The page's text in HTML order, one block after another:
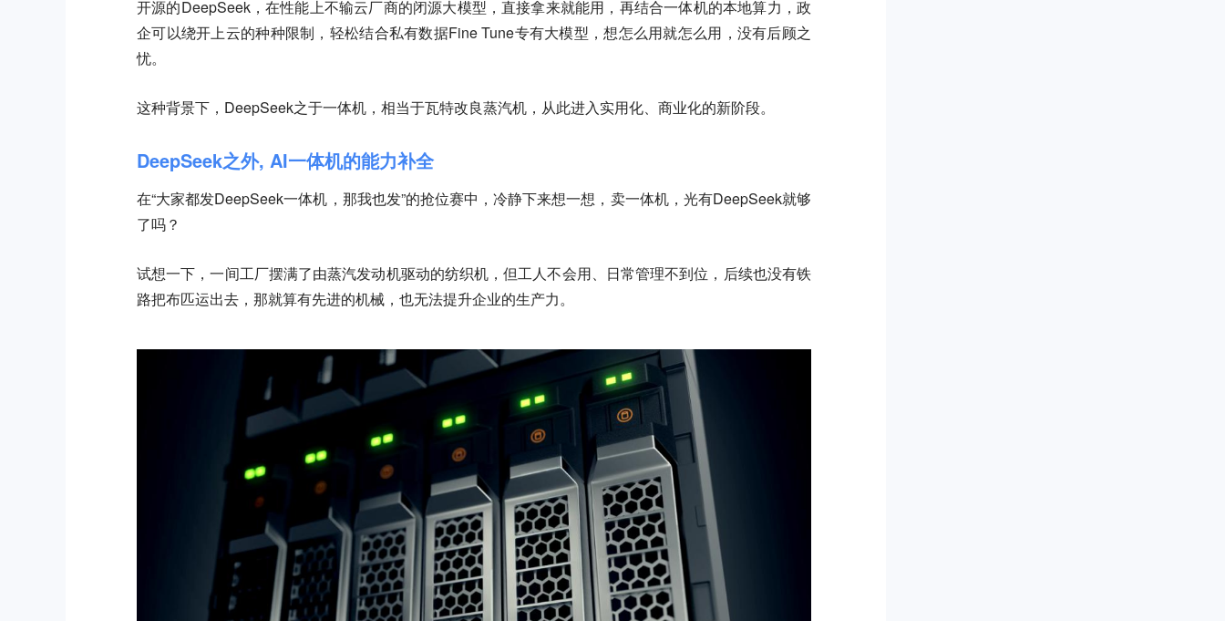
开源的DeepSeek，在性能上不输云厂商的闭源大模型，直接拿来就能用，再结合一体机的本地算力，政
企可以绕开上云的种种限制，轻松结合私有数据Fine Tune专有大模型，想怎么用就怎么用，没有后顾之
忧。
这种背景下，DeepSeek之于一体机，相当于瓦特改良蒸汽机，从此进入实用化、商业化的新阶段。
DeepSeek之外, AI一体机的能力补全
在“大家都发DeepSeek一体机，那我也发”的抢位赛中，冷静下来想一想，卖一体机，光有DeepSeek就够
了吗？
试想一下，一间工厂摆满了由蒸汽发动机驱动的纺织机，但工人不会用、日常管理不到位，后续也没有铁
路把布匹运出去，那就算有先进的机械，也无法提升企业的生产力。